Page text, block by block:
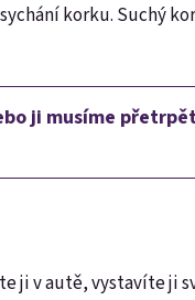
korku. Suchý
ji musíme
ji v autě, vystavíte ji